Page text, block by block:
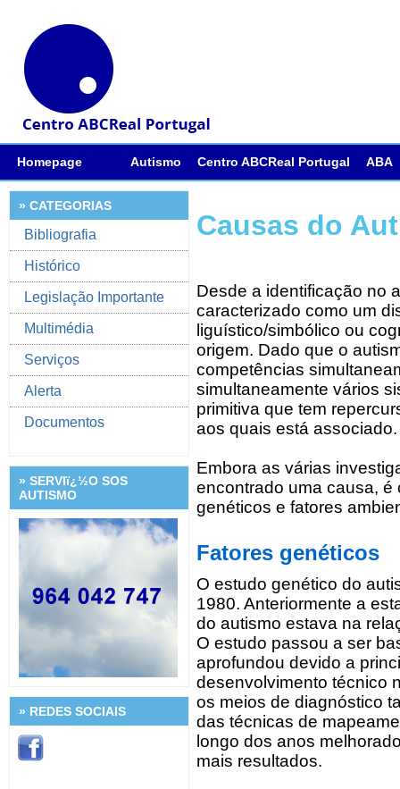
Homepage Autismo Centro ABCReal Portugal ABA
» CATEGORIAS
Bibliografia
Histórico
Legislação Importante
Multimédia
Serviços
Alerta
Documentos
» SERVIï¿½O SOS
AUTISMO
» REDES SOCIAIS
Causas do
Desde a identificação no
caracterizado como um
liguístico/simbólico ou
origem. Dado que o
competências
simultaneamente vários
primitiva que tem
aos quais está associado.
Embora as várias
encontrado uma causa,
genéticos e fatores
Fatores genéticos
O estudo genético do
1980. Anteriormente a
do autismo estava na
O estudo passou a ser
aprofundou devido a
desenvolvimento técnico
os meios de diagnóstico
das técnicas de
longo dos anos
mais resultados.